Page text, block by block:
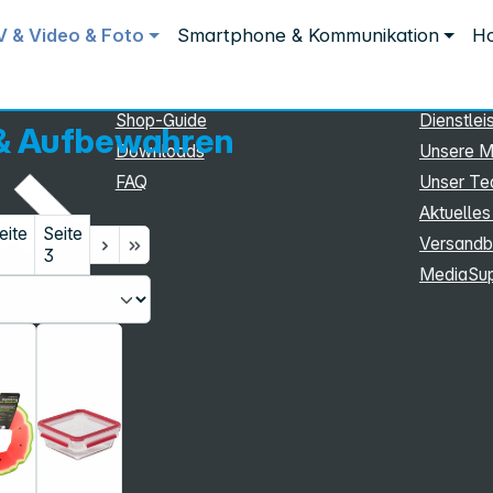
& Video & Foto Smartphone & Kommunikation
Aufbewahren
Seite
3
Shop-Guide
Downloads
FAQ
Unsere
Unser